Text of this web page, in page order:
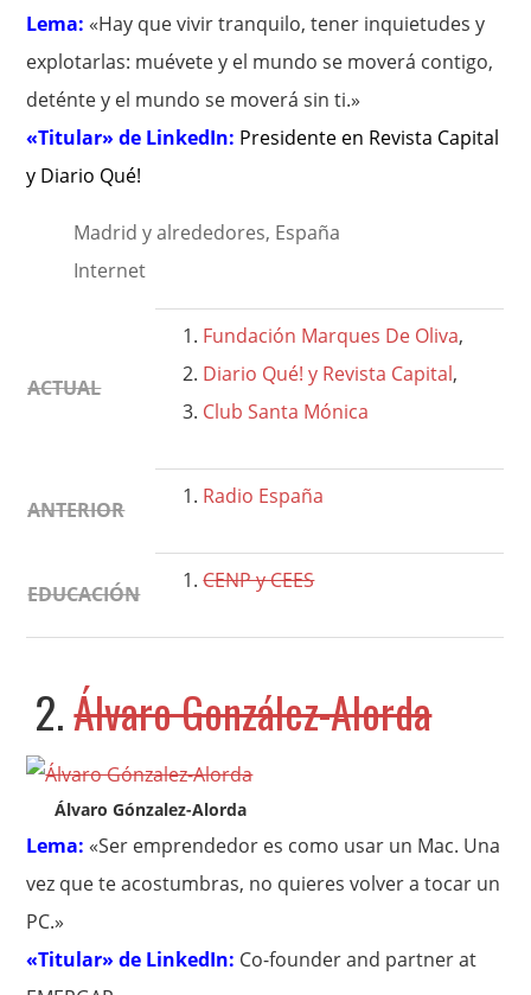
Lema: «Hay que vivir tranquilo, tener inquietudes y
explotarlas: muévete y el mundo se moverá contigo,
deténte y el mundo se moverá sin ti.»
«Titular» de LinkedIn: Presidente en Revista Capital
y Diario Qué!
Madrid y alrededores, España
Internet
ACTUAL
Fundación Marques De Oliva,
Diario Qué! y Revista Capital,
Club Santa Mónica
ANTERIOR
Radio España
EDUCACIÓN
CENP y CEES
2.Álvaro González-Alorda
Álvaro Gónzalez-Alorda
Lema: «Ser emprendedor es como usar un Mac. Una
vez que te acostumbras, no quieres volver a tocar un
PC.»
«Titular» de LinkedIn: Co-founder and partner at